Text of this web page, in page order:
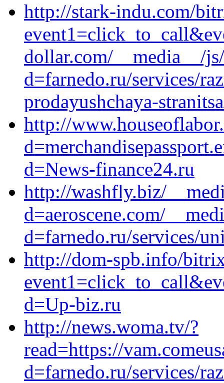
http://stark-indu.com/
dollar.com/__media__/
d=farnedo.ru/services/
prodayushchaya-
http://
d=News-finance24.ru
http://washfly.biz/
d=aeroscene.com/
d=farnedo.ru/services/
http://dom-spb.info/
d=Up-biz.ru
http://news.woma.tv/?
read=https://
d=farnedo.ru/services/